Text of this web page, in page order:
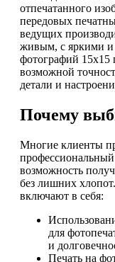
отпечатанного
передовых
ведущих
живым, с яркими и
фотографий 15х15
возможной
детали и
Почему
Многие клиенты
возможность
без лишних
включают в себя:
для
и
Печать на